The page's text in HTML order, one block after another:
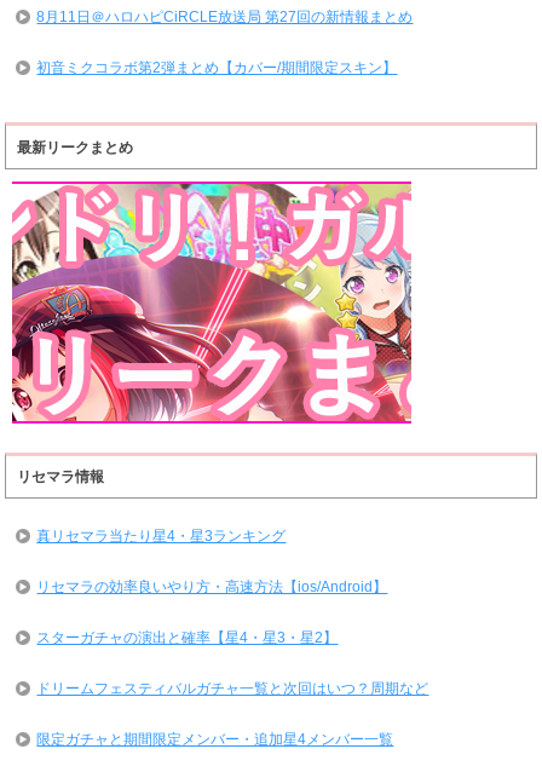
8月11日＠ハロハピCiRCLE放送局 第27回の新情報まとめ
初音ミクコラボ第2弾まとめ【カバー/期間限定スキン】
最新リークまとめ
リセマラ情報
真リセマラ当たり星4・星3ランキング
リセマラの効率良いやり方・高速方法【ios/Android】
スターガチャの演出と確率【星4・星3・星2】
ドリームフェスティバルガチャ一覧と次回はいつ？周期など
限定ガチャと期間限定メンバー・追加星4メンバー一覧